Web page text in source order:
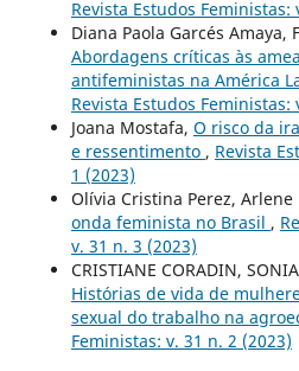
Revista Estudos Feministas:
Diana Paola Garcés Amaya,
Abordagens críticas às
antifeministas na América
Revista Estudos Feministas:
Joana Mostafa, O risco da
e ressentimento , Revista
1 (2023)
Olívia Cristina Perez,
onda feminista no Brasil ,
v. 31 n. 3 (2023)
CRISTIANE CORADIN,
Histórias de vida de
sexual do trabalho na
Feministas: v. 31 n. 2 (2023)